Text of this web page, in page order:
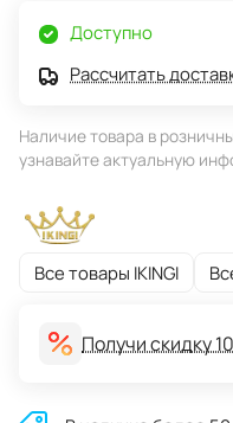
Доступно
Рассчитать
Наличие товара в
узнавайте актуальную
Все товары IKINGI
Получи скидку